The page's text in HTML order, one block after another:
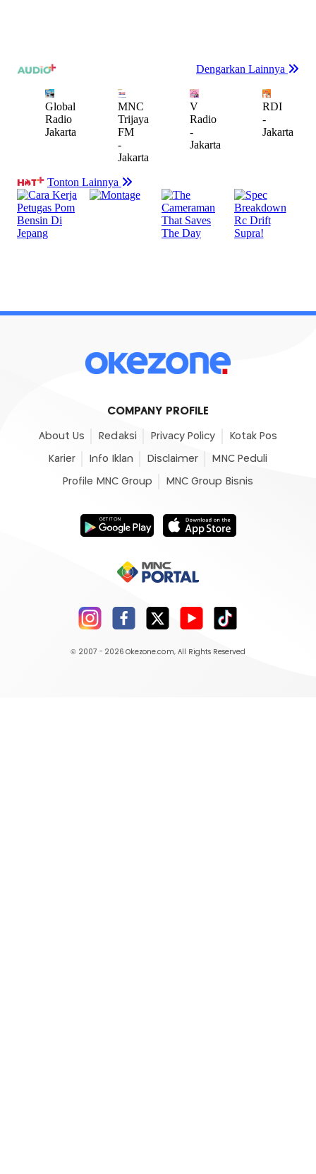
COMPANY PROFILE
About Us Redaksi Privacy Policy Kotak Pos
Karier Info Iklan Disclaimer MNC Peduli
Profile MNC Group MNC Group Bisnis
© 2007 - 2026 Okezone.com, All Rights Reserved